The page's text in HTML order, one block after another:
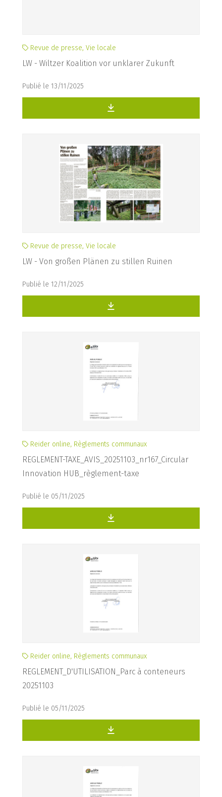
Revue de presse, Vie locale
LW - Wiltzer Koalition vor unklarer Zukunft
Publié le 13/11/2025
Revue de presse, Vie locale
LW - Von großen Plänen zu stillen Ruinen
Publié le 12/11/2025
Reider online, Règlements communaux
REGLEMENT-TAXE_AVIS_20251103_nr167_Circular
Innovation HUB_règlement-taxe
Publié le 05/11/2025
Reider online, Règlements communaux
REGLEMENT_D'UTILISATION_Parc à conteneurs
20251103
Publié le 05/11/2025